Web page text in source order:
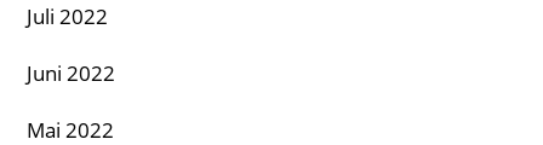
Juli 2022
Juni 2022
Mai 2022